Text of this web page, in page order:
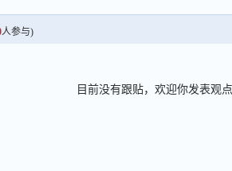
人参与)
目前没有跟贴，欢迎你发表观点